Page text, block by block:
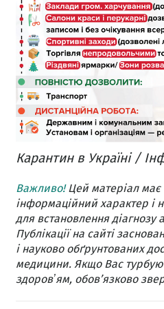
Карантин в Україні /
Важливо!Цей матеріал має
інформаційний характер і
для встановлення діагнозу
Публікації на сайті
і науково обґрунтованих
медицини. Якщо Вас
здоровʼям, обов’язково